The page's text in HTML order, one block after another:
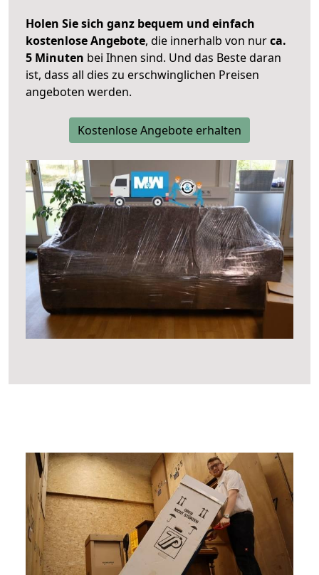
Holen Sie sich ganz bequem und einfach
kostenlose Angebote, die innerhalb von nurca.
5 Minuten bei Ihnen sind. Und das Beste daran
ist, dass all dies zu erschwinglichen Preisen
angeboten werden.
Kostenlose Angebote erhalten